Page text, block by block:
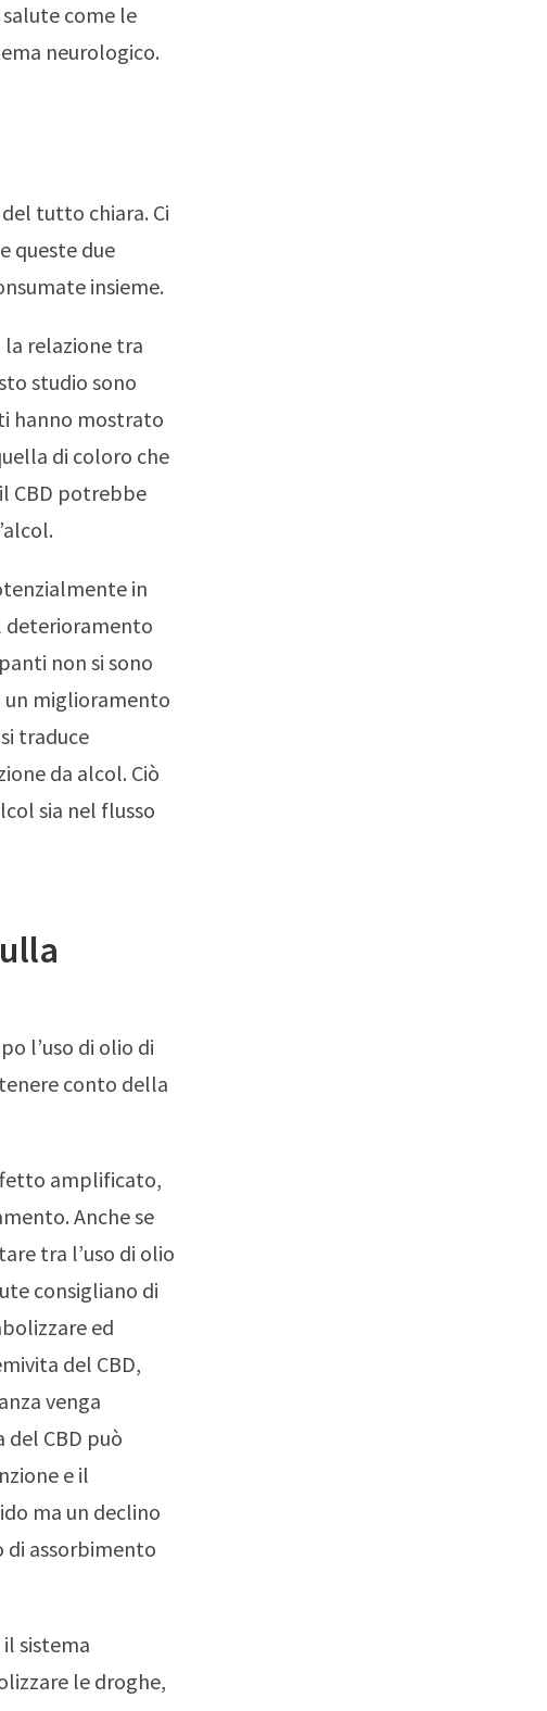
come le
neurologico.
tutto chiara. Ci
queste due
insieme.
relazione tra
studio sono
hanno mostrato
di coloro che
CBD potrebbe
in
deterioramento
non si sono
un miglioramento
traduce
da alcol. Ciò
sia nel flusso
l’uso di olio di
conto della
amplificato,
Anche se
tra l’uso di olio
consigliano di
ed
del CBD,
venga
CBD può
e il
ma un declino
di assorbimento
sistema
le droghe,